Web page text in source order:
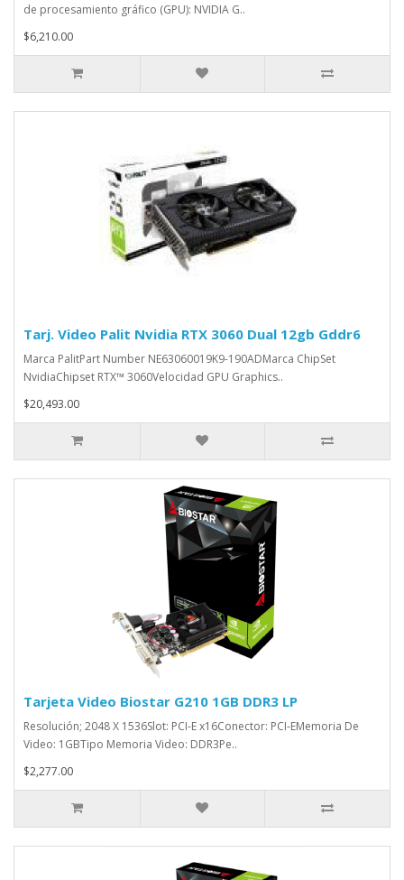
de procesamiento gráfico (GPU): NVIDIA G..
$6,210.00
Tarj. Video Palit Nvidia RTX 3060 Dual 12gb Gddr6
Marca PalitPart Number NE63060019K9-190ADMarca ChipSet
NvidiaChipset RTX™ 3060Velocidad GPU Graphics..
$20,493.00
Tarjeta Video Biostar G210 1GB DDR3 LP
Resolución; 2048 X 1536Slot: PCI-E x16Conector: PCI-EMemoria De
Video: 1GBTipo Memoria Video: DDR3Pe..
$2,277.00